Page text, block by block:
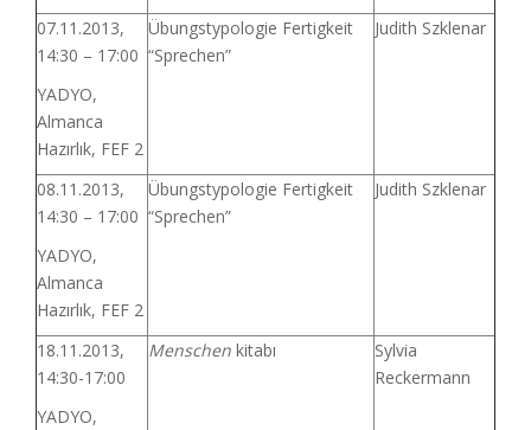
07.11.2013,
14:30 – 17:00
YADYO,
Almanca
Hazırlık, FEF 2
Übungstypologie Fertigkeit
“Sprechen”
Judith Szklenar
08.11.2013,
14:30 – 17:00
YADYO,
Almanca
Hazırlık, FEF 2
Übungstypologie Fertigkeit
“Sprechen”
Judith Szklenar
18.11.2013,
14:30-17:00
YADYO,
Menschen kitabı
Sylvia
Reckermann